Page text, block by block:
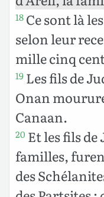
18 Ce sont là
selon leur
mille cinq
19 Les fils de
Onan
Canaan.
20 Et les fils
familles,
des